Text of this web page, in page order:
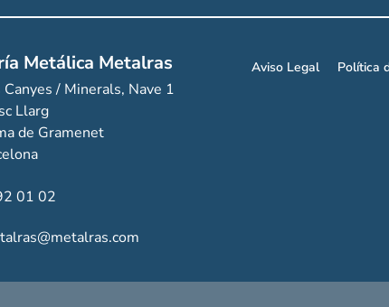
Metálica Metalras
/ Minerals, Nave 1
Llarg
de Gramenet
01 02
Aviso Legal Política